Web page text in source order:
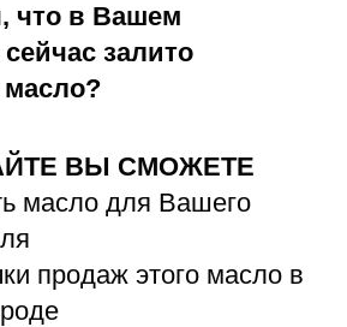
что в Вашем
залито
ВЫ СМОЖЕТЕ
масло для Вашего
продаж этого масло в